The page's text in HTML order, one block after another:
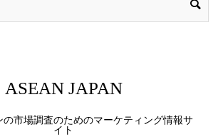
ASEAN JAPAN
の市場調査のためのマーケティング情報サ
イト